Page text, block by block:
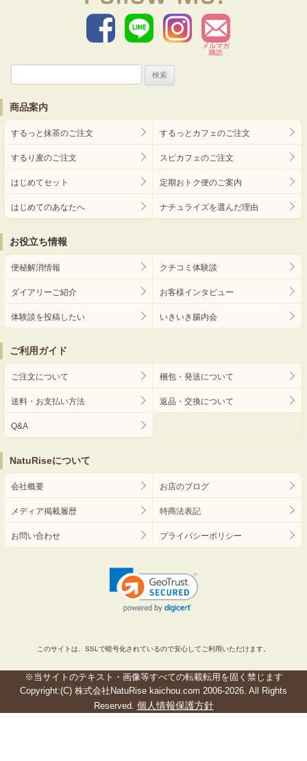
メルマガ
購読
商品案内
するっと抹茶のご注文 するっとカフェのご注文
するり麦のご注文 スピカフェのご注文
はじめてセット 定期おトク便のご案内
はじめてのあなたへ ナチュライズを選んだ理由
お役立ち情報
便秘解消情報 クチコミ体験談
ダイアリーご紹介 お客様インタビュー
体験談を投稿したい いきいき腸内会
ご利用ガイド
ご注文について 梱包・発送について
送料・お支払い方法 返品・交換について
Q&A
NatuRiseについて
会社概要 お店のブログ
メディア掲載履歴 特商法表記
お問い合わせ プライバシーポリシー
このサイトは、SSLで暗号化されているので安心してご利用いただけます。
※当サイトのテキスト・画像等すべての転載転用を固く禁じます
Copyright:(C) 株式会社NatuRise kaichou.com 2006-2026. All Rights
Reserved. 個人情報保護方針